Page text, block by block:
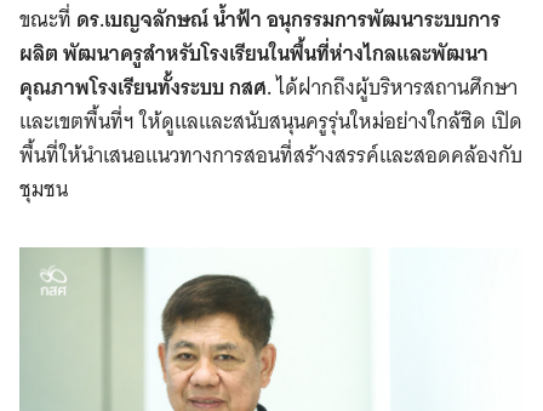
ขณะที่ ดร.เบญจลักษณ์ น้ำฟ้า อนุกรรมการพัฒนาระบบการ
ผลิต พัฒนาครูสำหรับโรงเรียนในพื้นที่ห่างไกลและพัฒนา
คุณภาพโรงเรียนทั้งระบบ กสศ.ได้ฝากถึงผู้บริหารสถานศึกษา
และเขตพื้นที่ฯ ให้ดูแลและสนับสนุนครูรุ่นใหม่อย่างใกล้ชิด เปิด
พื้นที่ให้นำเสนอแนวทางการสอนที่สร้างสรรค์และสอดคล้องกับ
ชุมชน